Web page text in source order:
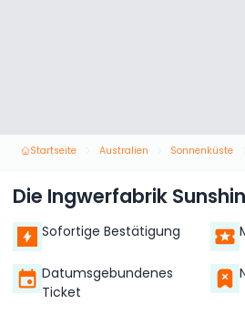
Startseite Australien Sonnenküste
Die Ingwerfabrik
Sofortige Bestätigung
Datumsgebundenes
Ticket